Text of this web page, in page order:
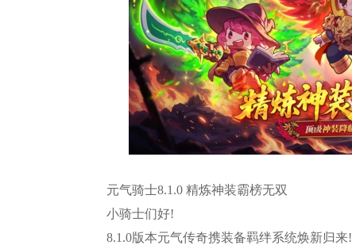
元气骑士8.1.0 精炼神装霸榜无双
小骑士们好!
8.1.0版本元气传奇携装备羁绊系统焕新归来!